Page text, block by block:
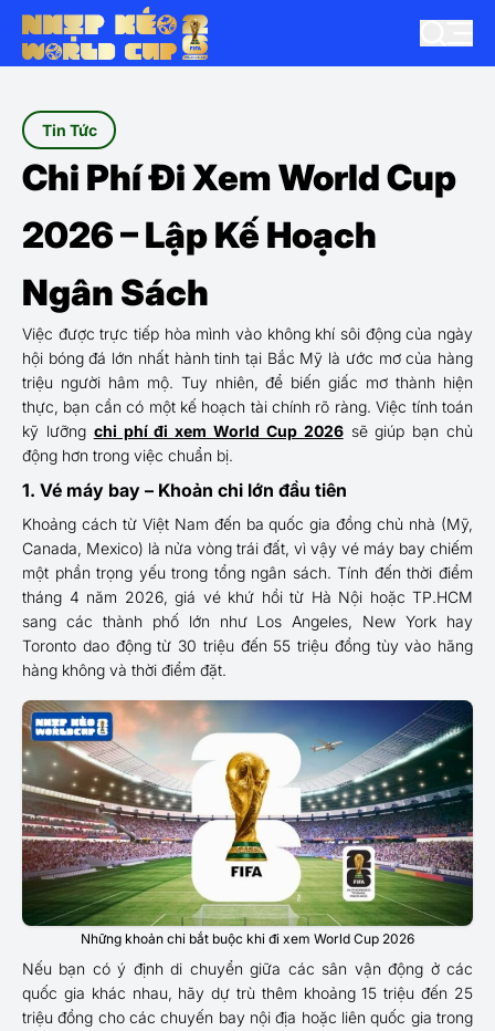
Tin Tức
Chi Phí Đi Xem World Cup
2026 – Lập Kế Hoạch
Ngân Sách
Việc được trực tiếp hòa mình vào không khí sôi động của ngày
hội bóng đá lớn nhất hành tinh tại Bắc Mỹ là ước mơ của hàng
triệu người hâm mộ. Tuy nhiên, để biến giấc mơ thành hiện
thực, bạn cần có một kế hoạch tài chính rõ ràng. Việc tính toán
kỹ lưỡng chi phí đi xem World Cup 2026sẽ giúp bạn chủ
động hơn trong việc chuẩn bị.
1. Vé máy bay – Khoản chi lớn đầu tiên
Khoảng cách từ Việt Nam đến ba quốc gia đồng chủ nhà (Mỹ,
Canada, Mexico) là nửa vòng trái đất, vì vậy vé máy bay chiếm
một phần trọng yếu trong tổng ngân sách. Tính đến thời điểm
tháng 4 năm 2026, giá vé khứ hồi từ Hà Nội hoặc TP.HCM
sang các thành phố lớn như Los Angeles, New York hay
Toronto dao động từ 30 triệu đến 55 triệu đồng tùy vào hãng
hàng không và thời điểm đặt.
Những khoản chi bắt buộc khi đi xem World Cup 2026
Nếu bạn có ý định di chuyển giữa các sân vận động ở các
quốc gia khác nhau, hãy dự trù thêm khoảng 15 triệu đến 25
triệu đồng cho các chuyến bay nội địa hoặc liên quốc gia trong